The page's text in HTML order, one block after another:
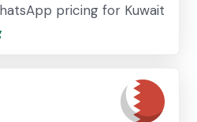
pricing for Kuwait